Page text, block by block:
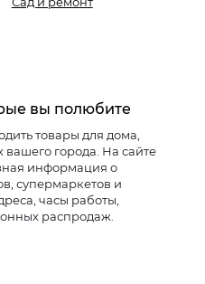
вы полюбите
товары для дома,
вашего города. На сайте
информация о
супермаркетов и
часы работы,
распродаж.